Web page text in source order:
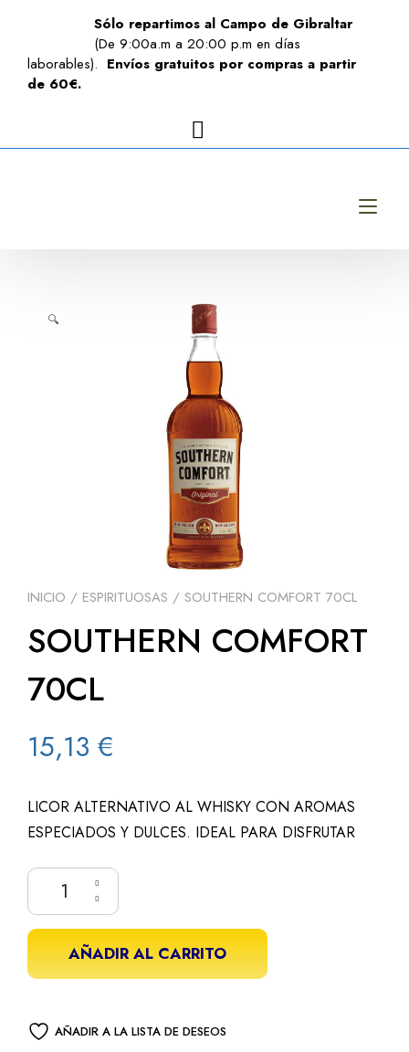
Sólo repartimos al Campo de Gibraltar
(De 9:00a.m a 20:00 p.m en días
laborables). Envíos gratuitos por compras a partir
de 60€.
🔍
INICIO / ESPIRITUOSAS / SOUTHERN COMFORT 70CL
SOUTHERN COMFORT
70CL
15,13 €
LICOR ALTERNATIVO AL WHISKY CON AROMAS
ESPECIADOS Y DULCES. IDEAL PARA DISFRUTAR
AÑADIR AL CARRITO
AÑADIR A LA LISTA DE DESEOS